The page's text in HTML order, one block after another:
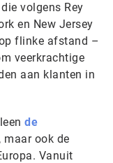
die volgens Rey
en New Jersey
flinke afstand –
veerkrachtige
aan klanten in
de
ook de
Vanuit